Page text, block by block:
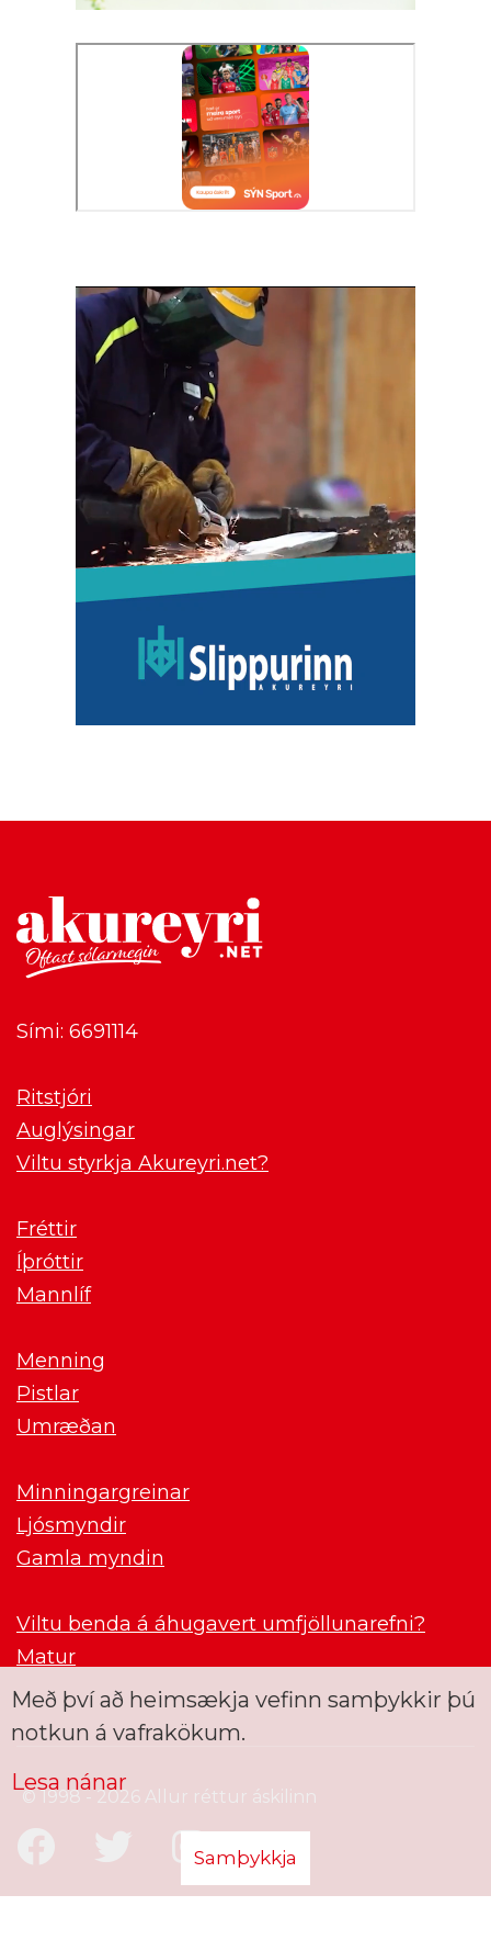
Sími: 6691114
Ritstjóri
Auglýsingar
Viltu styrkja Akureyri.net?
Fréttir
Íþróttir
Mannlíf
Menning
Pistlar
Umræðan
Minningargreinar
Ljósmyndir
Gamla myndin
Viltu benda á áhugavert umfjöllunarefni?
Matur
© 1998 - 2026 Allur réttur áskilinn
Með því að heimsækja vefinn samþykkir þú
notkun á vafrakökum.
Lesa nánar
Samþykkja